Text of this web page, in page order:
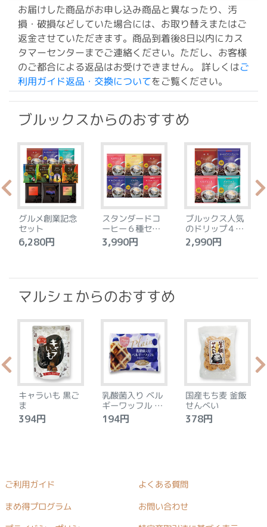
お届けした商品がお申し込み商品と異なったり、汚
損・破損などしていた場合には、お取り替えまたはご
返金させていただきます。商品到着後8日以内にカス
タマーセンターまでご連絡ください。ただし、お客様
のご都合による返品はお受けできません。 詳しくはご
利用ガイド返品・交換についてをご覧ください。
ブルックスからのおすすめ
グルメ創業記念
セット
6,280円
スタンダードコ
ーヒー６種セッ
ト
3,990円
ブルックス人気
のドリップ４種
セット
2,990円
マルシェからのおすすめ
キャラいも 黒ご
ま
394円
乳酸菌入り ベル
ギーワッフル プ
レーン
194円
国産もち麦 釜飯
せんべい
378円
ご利用ガイド よくある質問
まめ得プログラム お問い合わせ